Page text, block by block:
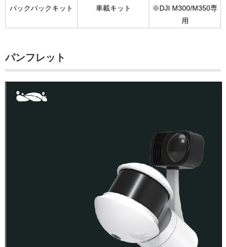
バックパックキット 車載キット
※DJI M300/M350専
用
パンフレット